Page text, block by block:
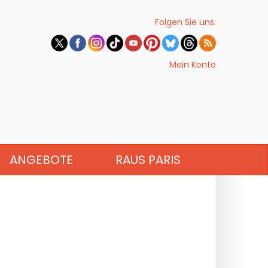
Folgen Sie uns:
Mein Konto
ANGEBOTE RAUS PARIS